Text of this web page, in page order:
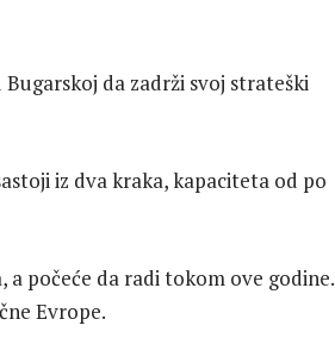
da zadrži svoj strateški
iz dva kraka, kapaciteta od po
počeće da radi tokom ove godine.
Evrope.